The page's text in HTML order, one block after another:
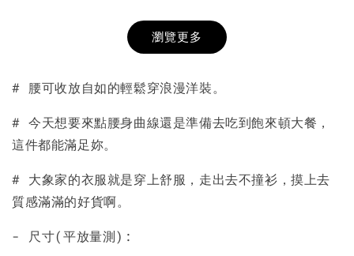
+NT$ 190
-
瀏覽更多
# 腰可收放自如的輕鬆穿浪漫洋裝。
# 今天想要來點腰身曲線還是準備去吃到飽來頓大餐，
這件都能滿足妳。
# 大象家的衣服就是穿上舒服，走出去不撞衫，摸上去
質感滿滿的好貨啊。
- 尺寸(平放量測):